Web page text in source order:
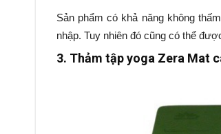
Sản phẩm có khả năng không
nhập. Tuy nhiên đó cũng có thể
3. Thảm tập yoga Zera Mat